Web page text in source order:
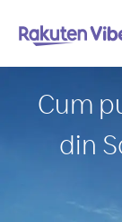
Cum
din